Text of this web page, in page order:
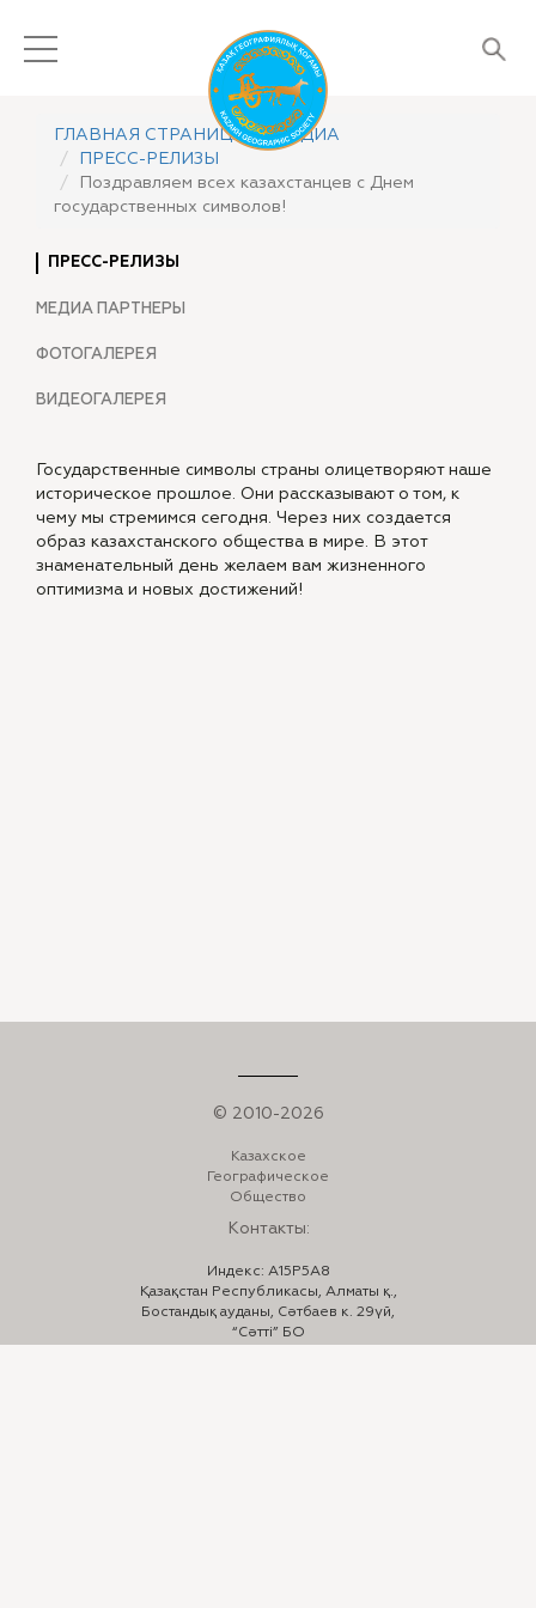
ГЛАВНАЯ СТРАНИЦА
МЕДИА
ПРЕСС-РЕЛИЗЫ
Поздравляем всех казахстанцев с Днем
государственных символов!
ПРЕСС-РЕЛИЗЫ
МЕДИА ПАРТНЕРЫ
ФОТОГАЛЕРЕЯ
ВИДЕОГАЛЕРЕЯ
Государственные символы страны олицетворяют наше
историческое прошлое. Они рассказывают о том, к
чему мы стремимся сегодня. Через них создается
образ казахстанского общества в мире. В этот
знаменательный день желаем вам жизненного
оптимизма и новых достижений!
© 2010-2026
Казахское
Географическое
Общество
Контакты:
Индекс: A15P5A8
Қазақстан Республикасы, Алматы қ.,
Бостандық ауданы, Сәтбаев к. 29үй,
“Сәтті” БО